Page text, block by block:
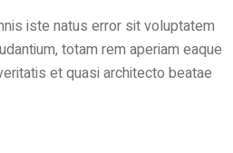
iste natus error sit voluptatem
totam rem aperiam eaque
et quasi architecto beatae